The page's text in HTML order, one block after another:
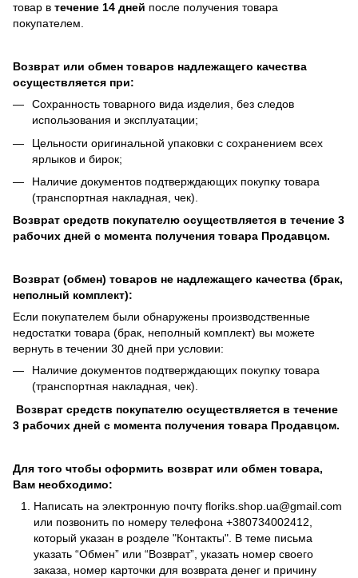
товар в течение 14 дней после получения товара
покупателем.
Возврат или обмен товаров надлежащего качества
осуществляется при:
Сохранность товарного вида изделия, без следов
использования и эксплуатации;
Цельности оригинальной упаковки с сохранением всех
ярлыков и бирок;
Наличие документов подтверждающих покупку товара
(транспортная накладная, чек).
Возврат средств покупателю осуществляется в течение 3
рабочих дней с момента получения товара Продавцом.
Возврат (обмен) товаров не надлежащего качества (брак,
неполный комплект):
Если покупателем были обнаружены производственные
недостатки товара (брак, неполный комплект) вы можете
вернуть в течении 30 дней при условии:
Наличие документов подтверждающих покупку товара
(транспортная накладная, чек).
Возврат средств покупателю осуществляется в течение
3 рабочих дней с момента получения товара Продавцом.
Для того чтобы оформить возврат или обмен товара,
Вам необходимо:
Написать на электронную почту floriks.shop.ua@gmail.com
или позвонить по номеру телефона +380734002412
который указан в розделе "Контакты" . В теме письма
указать “Обмен” или “Возврат”, указать номер своего
заказа, номер карточки для возврата денег и причину